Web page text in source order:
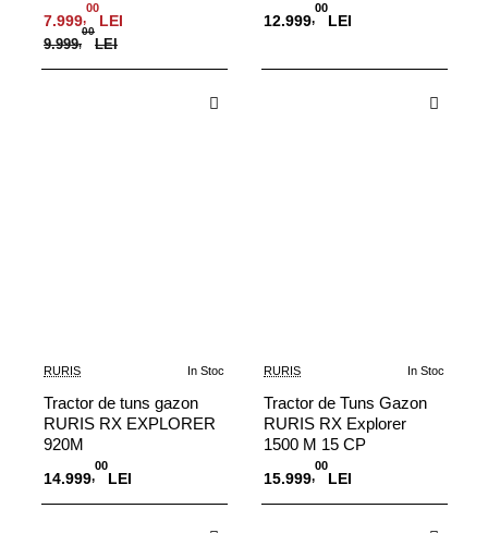
7.999,
00
LEI
9.999,
00
LEI
12.999,
00
LEI
RURIS In Stoc
Tractor de tuns gazon
RURIS RX EXPLORER
920M
14.999,
00
LEI
RURIS In Stoc
Tractor de Tuns Gazon
RURIS RX Explorer
1500 M 15 CP
15.999,
00
LEI